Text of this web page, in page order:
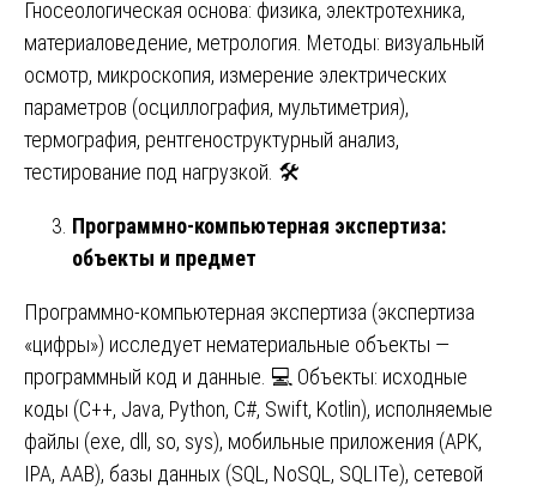
Гносеологическая основа: физика, электротехника,
материаловедение, метрология. Методы: визуальный
осмотр, микроскопия, измерение электрических
параметров (осциллография, мультиметрия),
термография, рентгеноструктурный анализ,
тестирование под нагрузкой. 🛠️
Программно-компьютерная экспертиза:
объекты и предмет
Программно-компьютерная экспертиза (экспертиза
«цифры») исследует нематериальные объекты —
программный код и данные. 💻 Объекты: исходные
коды (C++, Java, Python, C#, Swift, Kotlin), исполняемые
файлы (exe, dll, so, sys), мобильные приложения (APK,
IPA, AAB), базы данных (SQL, NoSQL, SQLITe), сетевой